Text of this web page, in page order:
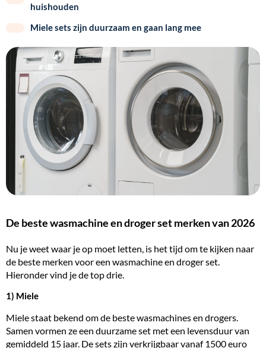
huishouden
Miele sets zijn duurzaam en gaan lang mee
De beste wasmachine en droger set merken van 2026
Nu je weet waar je op moet letten, is het tijd om te kijken naar
de beste merken voor een wasmachine en droger set.
Hieronder vind je de top drie.
1) Miele
Miele staat bekend om de beste wasmachines en drogers.
Samen vormen ze een duurzame set met een levensduur van
gemiddeld 15 jaar. De sets zijn verkrijgbaar vanaf 1500 euro